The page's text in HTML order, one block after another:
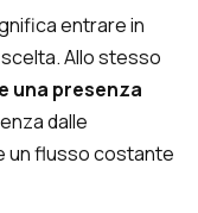
entrare in
Allo stesso
una presenza
dalle
un flusso costante